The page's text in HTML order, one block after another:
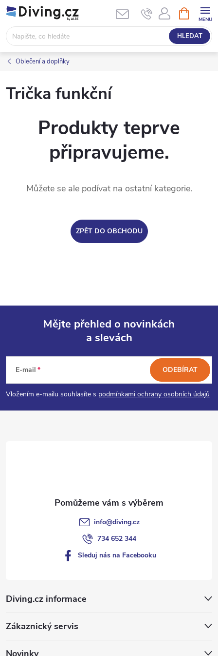
Přejít
na
obsah
HLEDAT
NÁKUPNÍ
KOŠÍK
Oblečení a doplňky
Trička funkční
Produkty teprve
připravujeme.
Můžete se ale podívat na ostatní kategorie.
ZPĚT DO OBCHODU
p
Mějte přehled o novinkách
a slevách
E-mail
Vložením e-mailu souhlasíte s podmínkami ochrany osobních údajů
ODEBÍRAT
Diving.cz informace
Zákaznický servis
info@diving.cz
734 652 344
Sleduj nás na Facebooku